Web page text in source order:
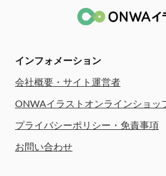
インフォメーション
会社概要・サイト運営者
ONWAイラストオンラインショッ
プライバシーポリシー・免責事項
お問い合わせ